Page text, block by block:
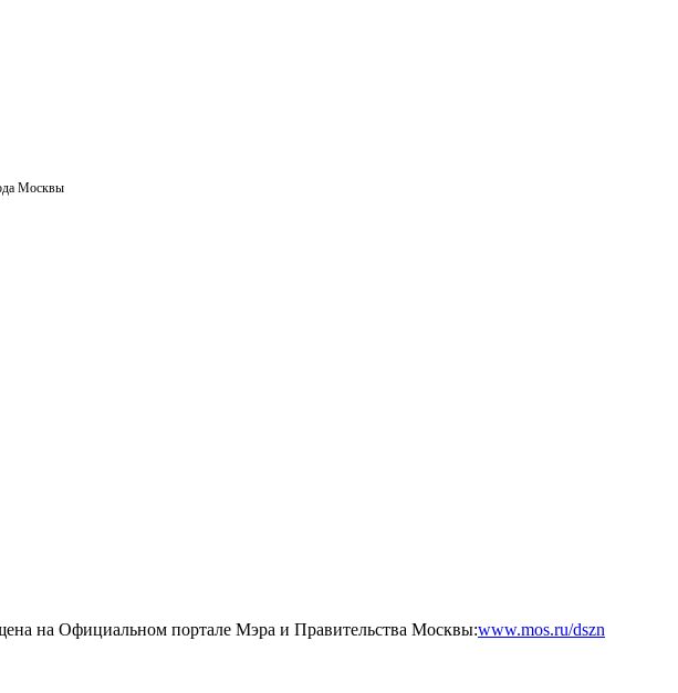
Москвы
на Официальном портале Мэра и Правительства Москвы:www.mos.ru/dszn